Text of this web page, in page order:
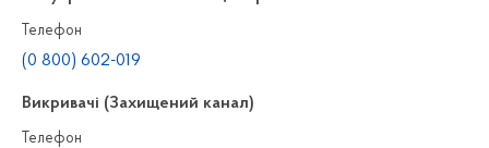
Телефон
(0 800) 602-019
Викривачі (Захищений канал)
Телефон